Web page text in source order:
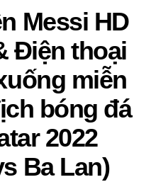
Messi HD
Điện thoại
miễn
bóng đá
2022
Ba Lan)